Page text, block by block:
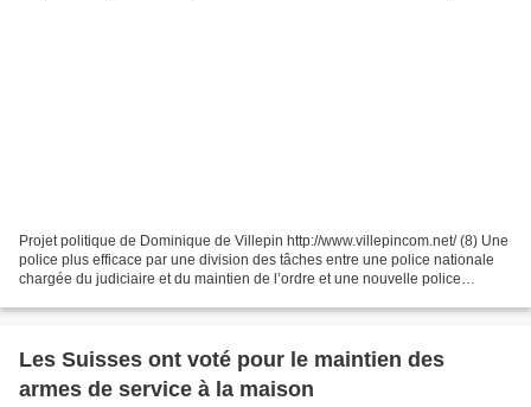
Projet politique de Dominique de Villepin http://www.villepincom.net/ (8) Une
police plus efficace par une division des tâches entre une police nationale
chargée du judiciaire et du maintien de l’ordre et une nouvelle police
Les Suisses ont voté pour le maintien des
armes de service à la maison